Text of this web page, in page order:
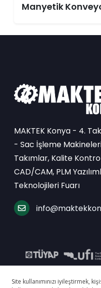
Manyetik
MAKTEK Konya - 4.
- Sac İşleme
Takımlar, Kalite
CAD/CAM, PLM
Teknolojileri Fuarı